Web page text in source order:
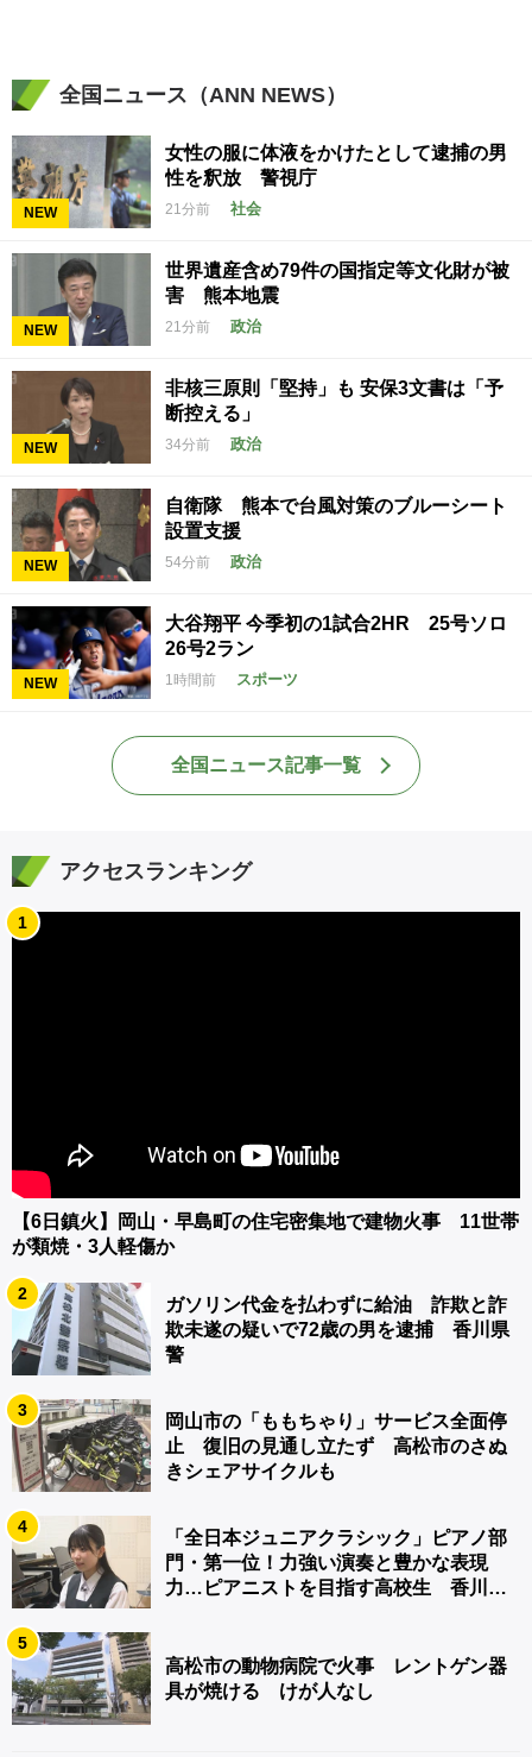
全国ニュース（ANN NEWS）
NEW
女性の服に体液をかけたとして逮捕の男
性を釈放 警視庁
21分前 社会
NEW
世界遺産含め79件の国指定等文化財が被
害 熊本地震
21分前 政治
NEW
非核三原則「堅持」も 安保3文書は「予
断控える」
34分前 政治
NEW
自衛隊 熊本で台風対策のブルーシート
設置支援
54分前 政治
NEW
大谷翔平 今季初の1試合2HR 25号ソロ
26号2ラン
1時間前 スポーツ
全国ニュース記事一覧
アクセスランキング
1
【6日鎮火】岡山・早島町の住宅密集地で建物火事 11世帯
が類焼・3人軽傷か
2
ガソリン代金を払わずに給油 詐欺と詐
欺未遂の疑いで72歳の男を逮捕 香川県
警
3
岡山市の「ももちゃり」サービス全面停
止 復旧の見通し立たず 高松市のさぬ
きシェアサイクルも
4
「全日本ジュニアクラシック」ピアノ部
門・第一位！力強い演奏と豊かな表現
力…ピアニストを目指す高校生 香川
5
高松市の動物病院で火事 レントゲン器
具が焼ける けが人なし